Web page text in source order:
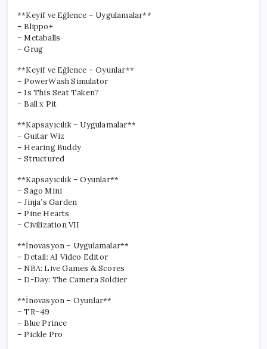
**Keyif ve Eğlence – Uygulamalar**
– Blippo+
– Metaballs
– Grug
**Keyif ve Eğlence – Oyunlar**
– PowerWash Simulator
– Is This Seat Taken?
– Ball x Pit
**Kapsayıcılık – Uygulamalar**
– Guitar Wiz
– Hearing Buddy
– Structured
**Kapsayıcılık – Oyunlar**
– Sago Mini
– Jinja’s Garden
– Pine Hearts
– Civilization VII
**İnovasyon – Uygulamalar**
– Detail: AI Video Editor
– NBA: Live Games & Scores
– D-Day: The Camera Soldier
**İnovasyon – Oyunlar**
– TR–49
– Blue Prince
– Pickle Pro